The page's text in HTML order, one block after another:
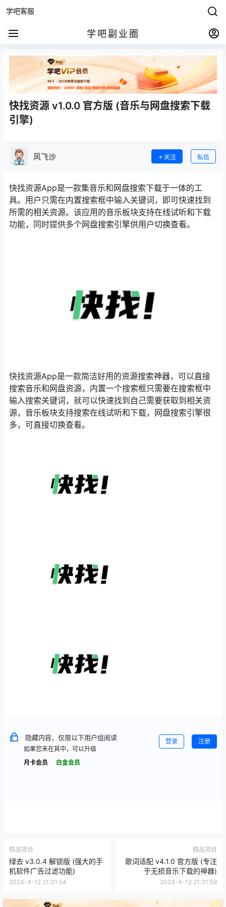
学吧客服
学吧副业圈
快找资源 v1.0.0 官方版 (音乐与网盘搜索下载
引擎)
风飞沙 关注 私信
快找资源App是一款集音乐和网盘搜索下载于一体的工
具。用户只需在内置搜索框中输入关键词，即可快速找到
所需的相关资源。该应用的音乐板块支持在线试听和下载
功能，同时提供多个网盘搜索引擎供用户切换查看。
快找资源App是一款简洁好用的资源搜索神器，可以直接
搜索音乐和网盘资源，内置一个搜索框只需要在搜索框中
输入搜索关键词，就可以快速找到自己需要获取到相关资
源，音乐板块支持搜索在线试听和下载，网盘搜索引擎很
多，可直接切换查看。
隐藏内容，仅限以下用户组阅读
如果您未在其中，可以升级
月卡会员
白金会员
登录 注册
精品项目
绿去 v3.0.4 解锁版 (强大的手
机软件广告过滤功能)
2024-4-12 21:31:54
精品项目
歌词适配 v4.1.0 官方版 (专注
于无损音乐下载的神器)
2024-4-12 21:31:59